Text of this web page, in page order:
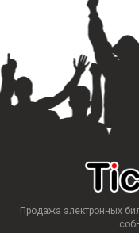
Продажа электронных